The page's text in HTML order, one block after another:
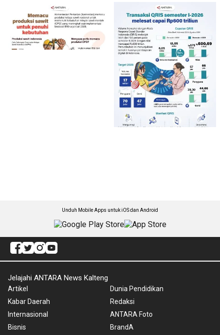
Unduh Mobile Apps untuk iOS dan Android
Jelajahi ANTARA News Kalteng
Artikel
Kabar Daerah
Internasional
Bisnis
Dunia Pendidikan
Redaksi
ANTARA Foto
BrandA